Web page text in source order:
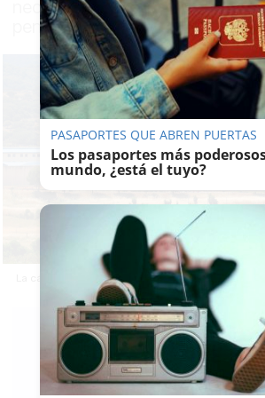
necesidad que tienen todos los
penitenciarios de contar con
La cárcel de Botafuegos, en Algeciras, en una
F.
26/01/2024
Actualizado: 26/01/
PASAPORTES QUE ABREN PUERTAS
Los pasaportes más
mundo, ¿está el tuyo?